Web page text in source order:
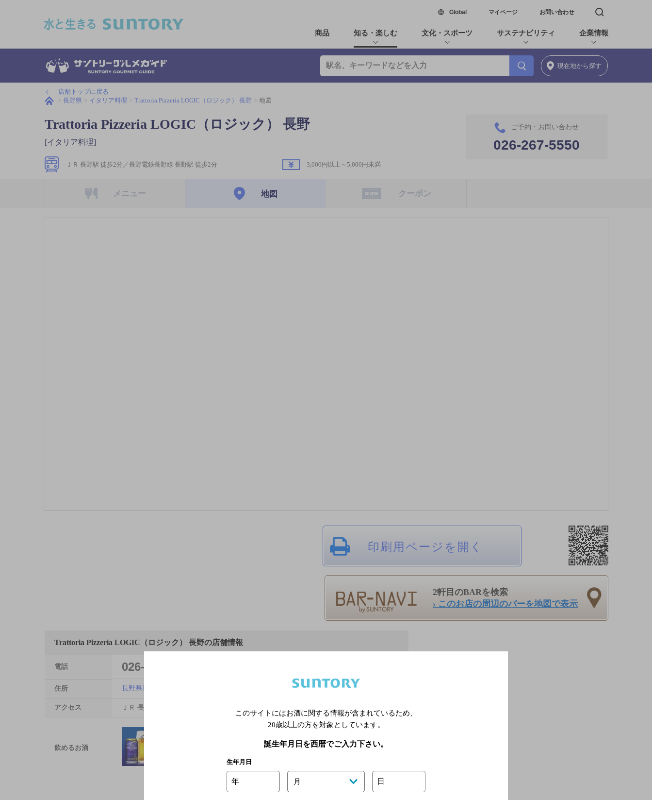
Global新しいウィンドウで開く
マイページ お問い合わせ 検索窓を開く
商品 知る・楽しむ 文化・スポーツ サステナビリティ 企業情報
現在地から探す
店舗トップに戻る
長野県
イタリア料理 Trattoria Pizzeria LOGIC（ロジック） 長野 地図
Trattoria Pizzeria LOGIC（ロジック） 長野
[イタリア料理]
ＪＲ 長野駅 徒歩2分／長野電鉄長野線 長野駅 徒歩2分 3,000円以上～5,000円未満
ご予約・お問い合わせ
026-267-5550
メニュー 地図 クーポン
印刷用ページを開く
2軒目のBARを検索
› このお店の周辺のバーを地図で表示
Trattoria Pizzeria LOGIC（ロジック） 長野の店舗情報
電話 026-267-5550
住所 長野県長野市南千歳1-12-31F
アクセス ＪＲ 長野駅 徒歩2分／長野電鉄長野線 長野駅 徒歩2分
飲めるお酒
このサイトにはお酒に関する情報が含まれているため、
20歳以上の方を対象としています。
誕生年月日を西暦でご入力下さい。
生年月日
年 月 日